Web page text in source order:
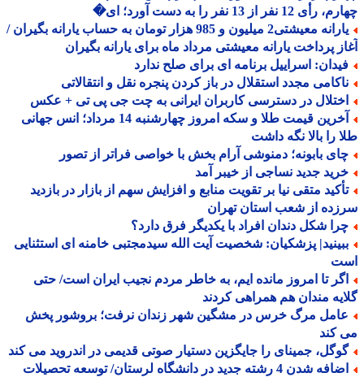
نفر از 13 نفر را به دست آورد؛ ای�
یارانه معیشتی2 میلیون و 985 هزار تومان به حساب یارانه بگیران /
پرداخت یارانه معیشتی مرداد ماه برای یارانه بگیران
اسراییل برنامه ای برای صلح ندارد
مجدد استقلال در باز کردن پنجره نقل و انتقالاتی
در دسترسی کاربران ایرانی به چت جی پی تی + عکس
آخرین قیمت طلا و سکه امروز چهارشنبه 14 مرداد؛ انس جهانی
را بالا نگه داشت
بابونه؛ دمنوشی آرام بخش با خواصی فراتر از تصور
جدید نساجی از خیبر آمد
متقی نیا بر تقویت منابع و افزایش سهم از بازار در بازدید
از شعب استان تهران
شکل دندان افراد با یکدیگر فرق دارد؟
پزشکیان: شخصیت آیت الله سیدمجتبی خامنه ای استثنایی
تا امروز مانده ایم، به خاطر مردم نجیب ایران است/ حتی
مندان هم همراهی کردند
مرگ خرس در مشگین شهر زندان نرفت؛ بروشور پخش
کند
جمینای را جایگزین دستیار صوتی قدیمی در اندروید می کند
اضافه شدن 4 رشته جدید در دانشگاه لرستان/ توسعه تحصیلات